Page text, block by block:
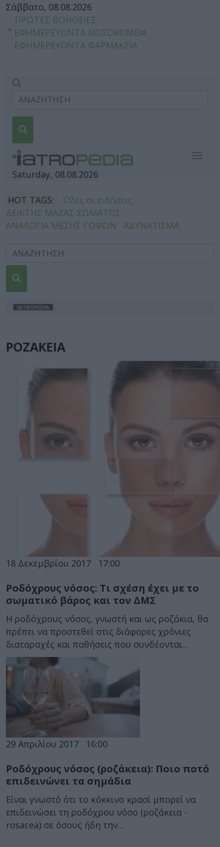
Σάββατο, 08.08.2026
ΠΡΩΤΕΣ ΒΟΗΘΕΙΕΣ
ΕΦΗΜΕΡΕΥΟΝΤΑ ΝΟΣΟΚΟΜΕΙΑ
ΕΦΗΜΕΡΕΥΟΝΤΑ ΦΑΡΜΑΚΕΙΑ
Saturday, 08.08.2026
HOT TAGS:
Όλες οι ειδήσεις
ΔΕΙΚΤΗΣ ΜΑΖΑΣ ΣΩΜΑΤΟΣ
ΑΝΑΛΟΓΙΑ ΜΕΣΗΣ ΓΟΦΩΝ
ΑΔΥΝΑΤΙΣΜΑ
IATROPEDIA
ΡΟΖΑΚΕΙΑ
18 Δεκεμβρίου 2017 17:00
Ροδόχρους νόσος: Τι σχέση έχει με το
σωματικό βάρος και τον ΔΜΣ
Η ροδόχρους νόσος, γνωστή και ως ροζάκια, θα
πρέπει να προστεθεί στις διάφορες χρόνιες
διαταραχές και παθήσεις που συνδέονται...
29 Απριλίου 2017 16:00
Ροδόχρους νόσος (ροζάκεια): Ποιο ποτό
επιδεινώνει τα σημάδια
Είναι γνωστό ότι το κόκκινο κρασί μπορεί να
επιδεινώσει τη ροδόχρου νόσο (ροζάκεια -
rosacea) σε όσους ήδη την...